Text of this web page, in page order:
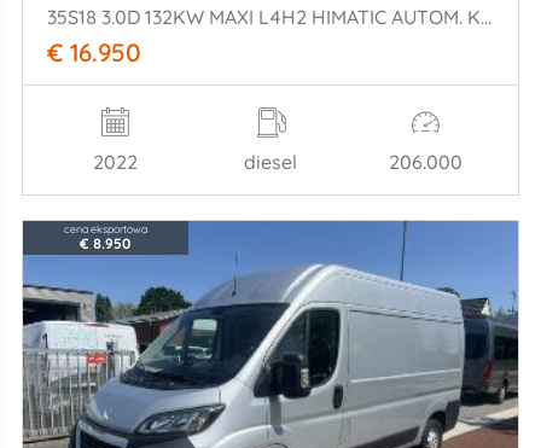
35S18 3.0D 132KW MAXI L4H2 HIMATIC AUTOM. KLIMA AIRCO
€ 16.950
2022 diesel 206.000
cena eksportowa
€ 8.950